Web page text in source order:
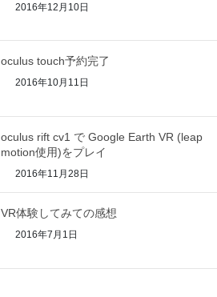
2016年12月10日
oculus touch予約完了
2016年10月11日
oculus rift cv1 で Google Earth VR (leap
motion使用)をプレイ
2016年11月28日
VR体験してみての感想
2016年7月1日